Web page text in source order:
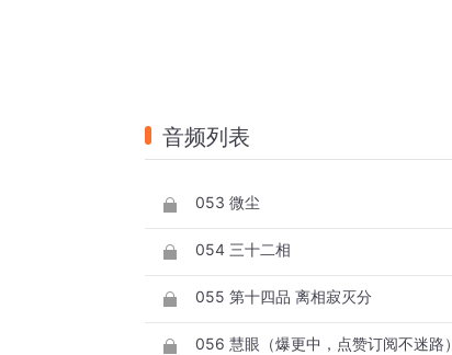
音频列表
053 微尘
054 三十二相
055 第十四品 离相寂灭分
056 慧眼（爆更中，点赞订阅不迷路）